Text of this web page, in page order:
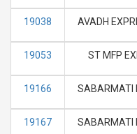
19038 AVADH
19053 ST MFP
19166 SABARMATI
19167 SABARMATI